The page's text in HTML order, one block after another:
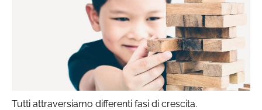
Tutti attraversiamo differenti fasi di crescita.